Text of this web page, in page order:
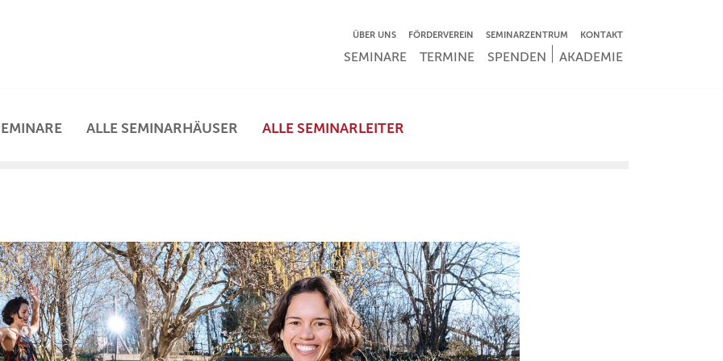
NAVIGATION ÜBERSPRINGEN
ÜBER UNS FÖRDERVEREIN SEMINARZENTRUM KONTAKT
NAVIGATION ÜBERSPRINGEN
SEMINARE TERMINE SPENDEN AKADEMIE
ALLE SEMINARHÄUSER ALLE SEMINARLEITER